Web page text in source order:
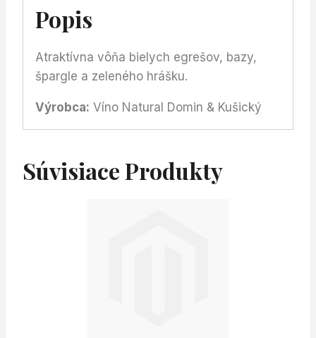
Popis
Atraktívna vôňa bielych egrešov, bazy,
špargle a zeleného hrášku.
Výrobca: Víno Natural Domin & Kušický
Súvisiace Produkty